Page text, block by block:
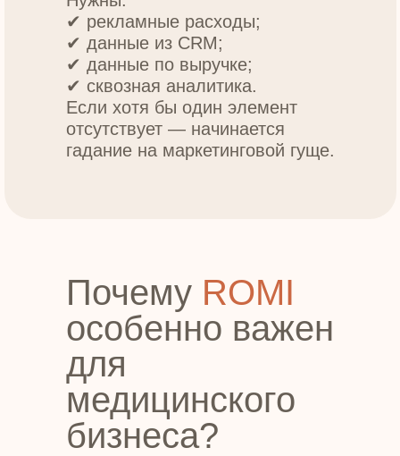
✔ рекламные расходы;
✔ данные из CRM;
✔ данные по выручке;
✔ сквозная аналитика.
Если хотя бы один элемент
отсутствует — начинается
гадание на маркетинговой гуще.
Почему ROMI
особенно важен
для
медицинского
бизнеса?